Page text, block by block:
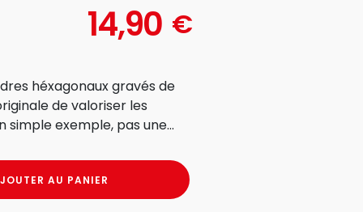
14,90 €
héxagonaux gravés de
de valoriser les
simple exemple, pas une...
AU PANIER